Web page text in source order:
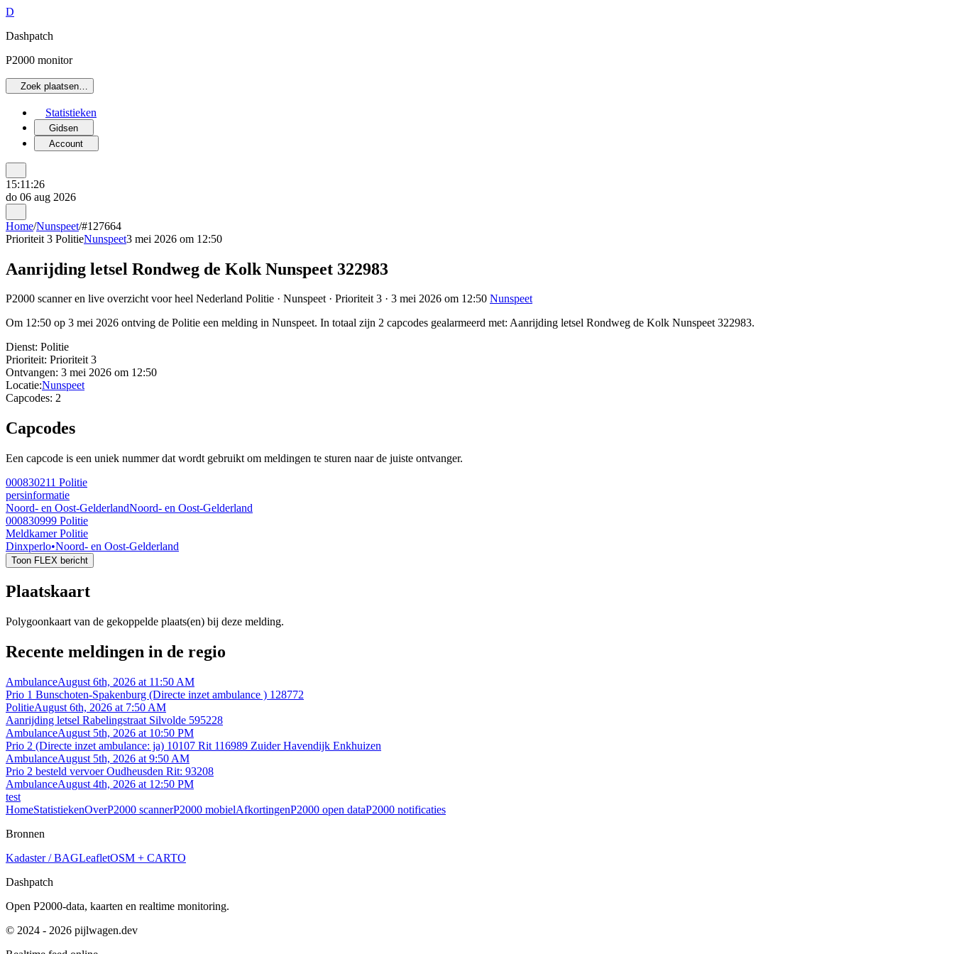
D
Dashpatch
P2000 monitor
Zoek plaatsen…
Statistieken
Gidsen
Account
15:11:26
do 06 aug 2026
Home/Nunspeet/#127664
Prioriteit 3 PolitieNunspeet3 mei 2026 om 12:50
Aanrijding letsel Rondweg de Kolk Nunspeet 322983
P2000 scanner en live overzicht voor heel Nederland Politie · Nunspeet · Prioriteit 3 · 3 mei 2026 om 12:50 Nunspeet
Om 12:50 op 3 mei 2026 ontving de Politie een melding in Nunspeet. In totaal zijn 2 capcodes gealarmeerd met: Aanrijding letsel Rondweg de Kolk Nunspeet 322983.
Dienst: Politie
Prioriteit: Prioriteit 3
Ontvangen: 3 mei 2026 om 12:50
Locatie:Nunspeet
Capcodes: 2
Capcodes
Een capcode is een uniek nummer dat wordt gebruikt om meldingen te sturen naar de juiste ontvanger.
000830211 Politie
persinformatie
Noord- en Oost-GelderlandNoord- en Oost-Gelderland
000830999 Politie
Meldkamer Politie
Dinxperlo•Noord- en Oost-Gelderland
Toon FLEX bericht
Plaatskaart
Polygoonkaart van de gekoppelde plaats(en) bij deze melding.
Recente meldingen in de regio
AmbulanceAugust 6th, 2026 at 11:50 AM
Prio 1 Bunschoten-Spakenburg (Directe inzet ambulance ) 128772
PolitieAugust 6th, 2026 at 7:50 AM
Aanrijding letsel Rabelingstraat Silvolde 595228
AmbulanceAugust 5th, 2026 at 10:50 PM
Prio 2 (Directe inzet ambulance: ja) 10107 Rit 116989 Zuider Havendijk Enkhuizen
AmbulanceAugust 5th, 2026 at 9:50 AM
Prio 2 besteld vervoer Oudheusden Rit: 93208
AmbulanceAugust 4th, 2026 at 12:50 PM
test
HomeStatistiekenOverP2000 scannerP2000 mobielAfkortingenP2000 open dataP2000 notificaties
Bronnen
Kadaster / BAGLeafletOSM + CARTO
Dashpatch
Open P2000-data, kaarten en realtime monitoring.
© 2024 - 2026 pijlwagen.dev